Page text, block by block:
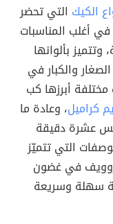
الكيك التي تحضر
أغلب المناسبات
وتتميز بألوانها
والكبار في
أبرزها كب
كراميل، وعادة ما
عشرة دقيقة
التي تتميّز
في غضون
سهلة وسريعة